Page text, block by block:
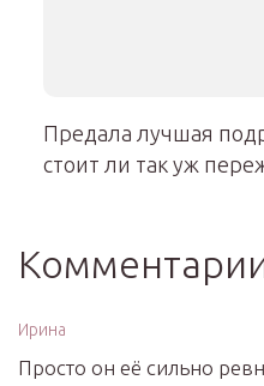
Предала лучшая
стоит ли так уж
Ирина
Просто он её сильно